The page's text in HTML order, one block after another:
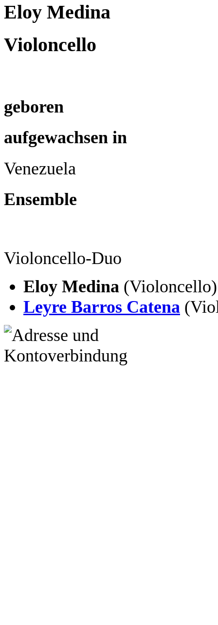
Eloy Medina
Violoncello
geboren
aufgewachsen in
Venezuela
Ensemble
Violoncello-Duo
Eloy Medina (Violoncello)
Leyre Barros Catena